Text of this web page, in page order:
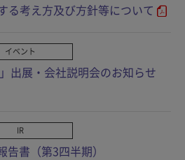
る考え方及び方針等について
イベント
出展・会社説明会のお知らせ
IR
書（第3四半期）